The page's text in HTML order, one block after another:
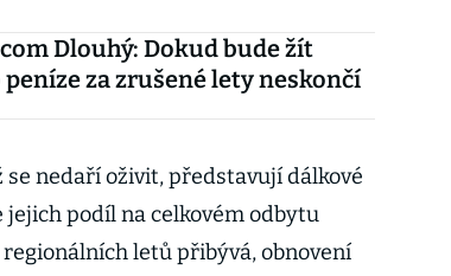
Dlouhý: Dokud bude žít
za zrušené lety neskončí
nedaří oživit, představují dálkové
podíl na celkovém odbytu
letů přibývá, obnovení